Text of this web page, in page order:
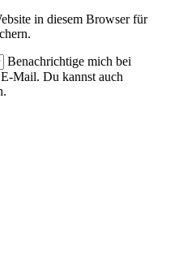
in diesem Browser für
Benachrichtige mich bei
Mail. Du kannst auch